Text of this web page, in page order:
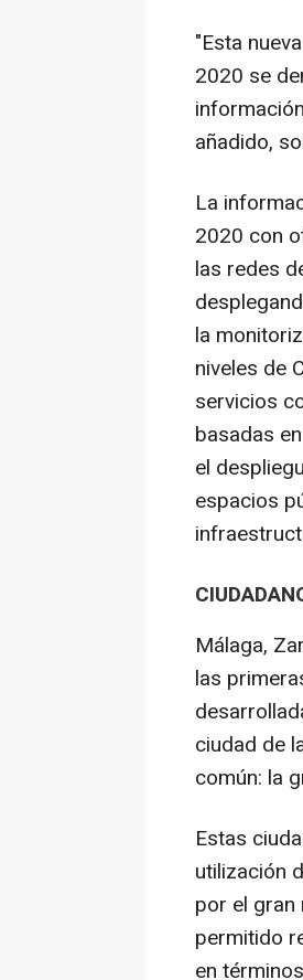
"Esta
2020 se
añadido,
La
2020 con
las redes
la
niveles de
servicios
basadas
el
espacios
Málaga,
las
ciudad de
común: la
Estas
utilización
por el gran
permitido
en